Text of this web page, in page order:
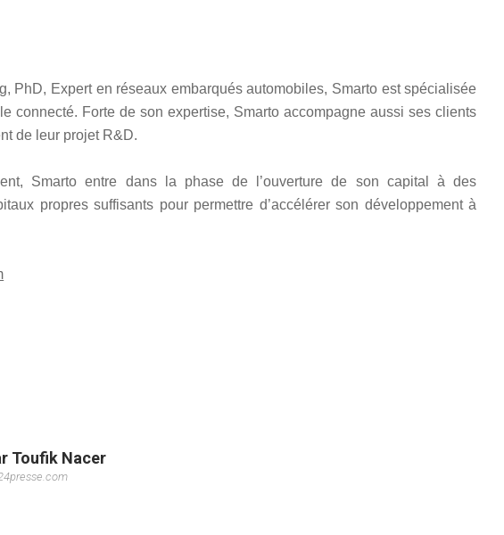
PhD, Expert en réseaux embarqués automobiles, Smarto est spécialisée
connecté. Forte de son expertise, Smarto accompagne aussi ses clients
de leur projet R&D.
Smarto entre dans la phase de l’ouverture de son capital à des
propres suffisants pour permettre d’accélérer son développement à
Toufik Nacer